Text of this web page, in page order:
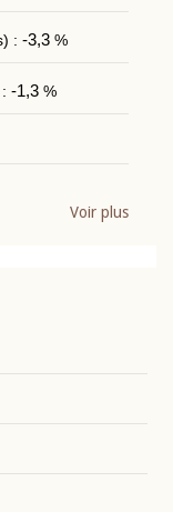
: -3,3%
-1,3%
Voir plus